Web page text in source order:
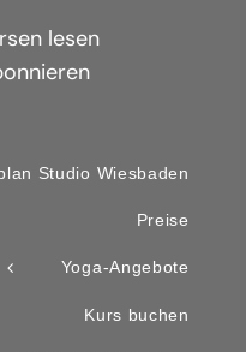
lesen
Studio Wiesbaden
Preise
Yoga-Angebote
Kurs buchen